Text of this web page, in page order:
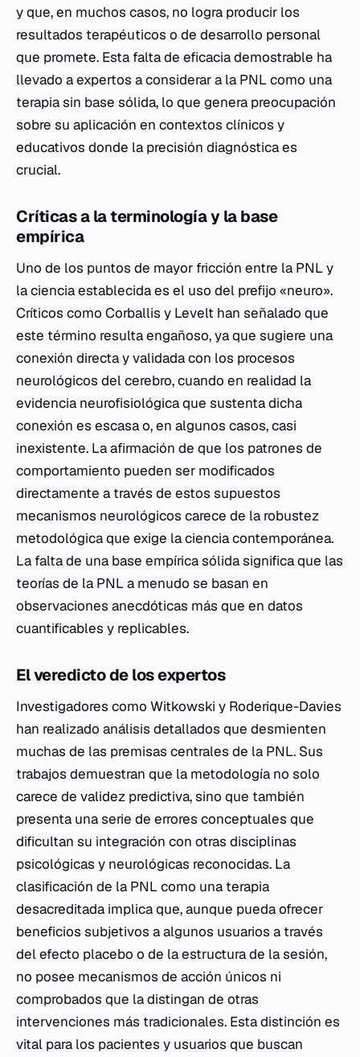
y que, en muchos casos, no logra producir los
resultados terapéuticos o de desarrollo personal
que promete. Esta falta de eficacia demostrable ha
llevado a expertos a considerar a la PNL como una
terapia sin base sólida, lo que genera preocupación
sobre su aplicación en contextos clínicos y
educativos donde la precisión diagnóstica es
crucial.
Críticas a la terminología y la base
empírica
Uno de los puntos de mayor fricción entre la PNL y
la ciencia establecida es el uso del prefijo «neuro».
Críticos como Corballis y Levelt han señalado que
este término resulta engañoso, ya que sugiere una
conexión directa y validada con los procesos
neurológicos del cerebro, cuando en realidad la
evidencia neurofisiológica que sustenta dicha
conexión es escasa o, en algunos casos, casi
inexistente. La afirmación de que los patrones de
comportamiento pueden ser modificados
directamente a través de estos supuestos
mecanismos neurológicos carece de la robustez
metodológica que exige la ciencia contemporánea.
La falta de una base empírica sólida significa que las
teorías de la PNL a menudo se basan en
observaciones anecdóticas más que en datos
cuantificables y replicables.
El veredicto de los expertos
Investigadores como Witkowski y Roderique-Davies
han realizado análisis detallados que desmienten
muchas de las premisas centrales de la PNL. Sus
trabajos demuestran que la metodología no solo
carece de validez predictiva, sino que también
presenta una serie de errores conceptuales que
dificultan su integración con otras disciplinas
psicológicas y neurológicas reconocidas. La
clasificación de la PNL como una terapia
desacreditada implica que, aunque pueda ofrecer
beneficios subjetivos a algunos usuarios a través
del efecto placebo o de la estructura de la sesión,
no posee mecanismos de acción únicos ni
comprobados que la distingan de otras
intervenciones más tradicionales. Esta distinción es
vital para los pacientes y usuarios que buscan